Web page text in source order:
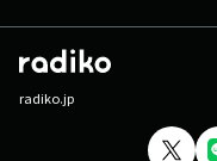
radiko.jp